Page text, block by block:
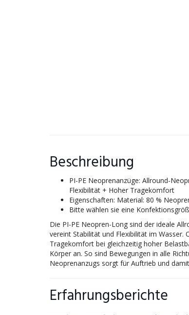
Beschreibung
PI-PE Neoprenanzüge: Allround-
Flexibilität + Hoher Tragekomfort
Eigenschaften: Material: 80 %
Bitte wählen sie eine
Die PI-PE Neopren-Long sind der ideale
vereint Stabilität und Flexibilität im
Tragekomfort bei gleichzeitig hoher
Körper an. So sind Bewegungen in alle
Neoprenanzugs sorgt für Auftrieb und
Erfahrungsberichte